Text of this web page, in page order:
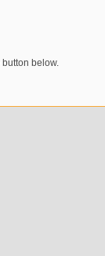
button below.